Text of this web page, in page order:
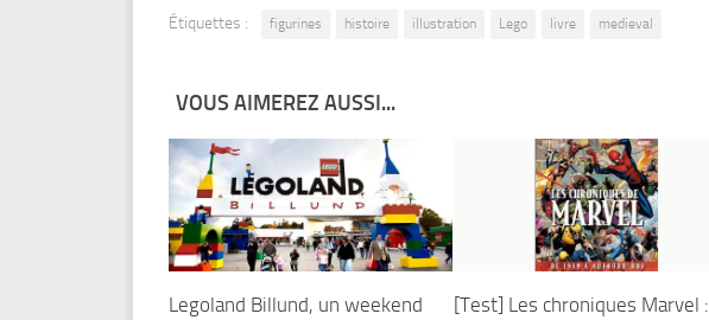
Étiquettes : figurines histoire illustration Lego livre medieval
VOUS AIMEREZ AUSSI...
Legoland Billund, un weekend
[Test] Les chroniques Marvel :